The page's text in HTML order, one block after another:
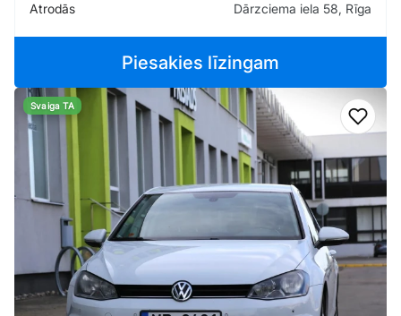
Atrodās
Dārzciema iela 58, Rīga
Piesakies līzingam
Svaiga TA